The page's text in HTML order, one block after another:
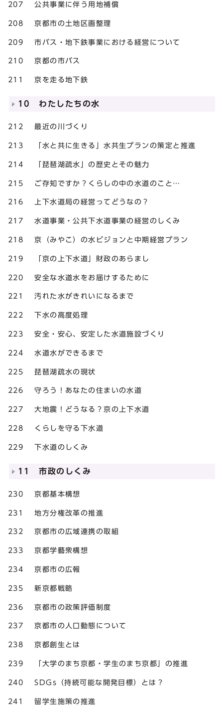
207 公共事業に伴う用地補償
208 京都市の土地区画整理
209 市バス・地下鉄事業における経営について
210 京都の市バス
211 京を走る地下鉄
10 わたしたちの水
212 最近の川づくり
213 「水と共に生きる」水共生プランの策定と推進
214 「琵琶湖疏水」の歴史とその魅力
215 ご存知ですか？くらしの中の水道のこと…
216 上下水道局の経営ってどうなの？
217 水道事業・公共下水道事業の経営のしくみ
218 京（みやこ）の水ビジョンと中期経営プラン
219 「京の上下水道」財政のあらまし
220 安全な水道水をお届けするために
221 汚れた水がきれいになるまで
222 下水の高度処理
223 安全・安心、安定した水道施設づくり
224 水道水ができるまで
225 琵琶湖疏水の現状
226 守ろう！あなたの住まいの水道
227 大地震！どうなる？京の上下水道
228 くらしを守る下水道
229 下水道のしくみ
11 市政のしくみ
230 京都基本構想
231 地方分権改革の推進
232 京都市の広域連携の取組
233 京都学藝衆構想
234 京都市の広報
235 新京都戦略
236 京都市の政策評価制度
237 京都市の人口動態について
238 京都創生とは
239 「大学のまち京都・学生のまち京都」の推進
240 SDGs（持続可能な開発目標）とは？
241 留学生施策の推進